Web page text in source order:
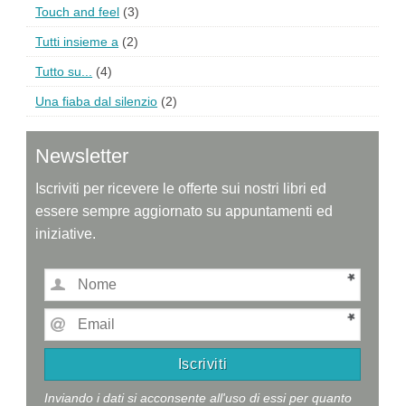
Touch and feel (3)
Tutti insieme a (2)
Tutto su... (4)
Una fiaba dal silenzio (2)
Newsletter
Iscriviti per ricevere le offerte sui nostri libri ed
essere sempre aggiornato su appuntamenti ed
iniziative.
Inviando i dati si acconsente all'uso di essi per quanto